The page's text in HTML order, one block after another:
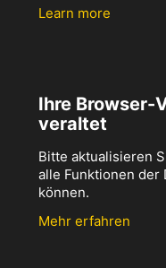
Learn more
Ihre Browser-
veraltet
Bitte aktualisieren
alle Funktionen der
können.
Mehr erfahren